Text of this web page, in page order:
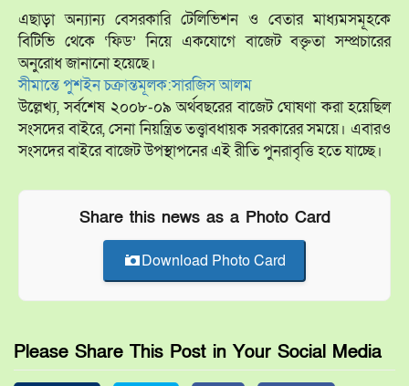
এছাড়া অন্যান্য বেসরকারি টেলিভিশন ও বেতার মাধ্যমসমূহকে
বিটিভি থেকে ‘ফিড’ নিয়ে একযোগে বাজেট বক্তৃতা সম্প্রচারের
অনুরোধ জানানো হয়েছে।
সীমান্তে পুশইন চক্রান্তমূলক:সারজিস আলম
উল্লেখ্য, সর্বশেষ ২০০৮-০৯ অর্থবছরের বাজেট ঘোষণা করা হয়েছিল
সংসদের বাইরে, সেনা নিয়ন্ত্রিত তত্ত্বাবধায়ক সরকারের সময়ে। এবারও
সংসদের বাইরে বাজেট উপস্থাপনের এই রীতি পুনরাবৃত্তি হতে যাচ্ছে।
Share this news as a Photo Card
Download Photo Card
Please Share This Post in Your Social Media